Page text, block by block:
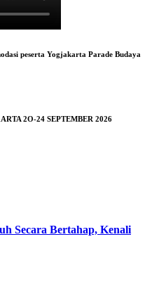
peserta Yogjakarta Parade Budaya
2O-24 SEPTEMBER 2026
Secara Bertahap, Kenali